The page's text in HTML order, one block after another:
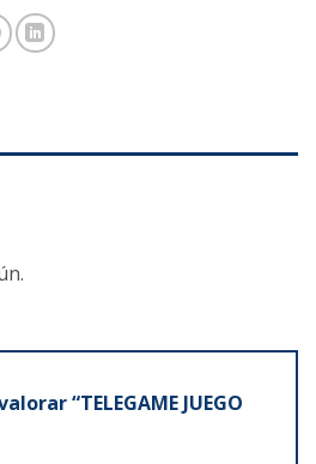
“TELEGAME JUEGO